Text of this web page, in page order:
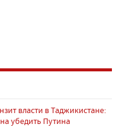
власти в Таджикистане:
убедить Путина